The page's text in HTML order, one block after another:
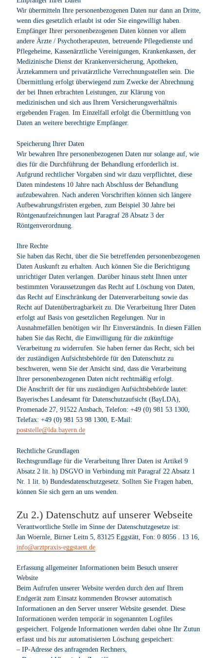
Wir übermitteln Ihre personenbezogenen Daten nur dann an Dritte,
wenn dies gesetzlich erlaubt ist oder Sie eingewilligt haben.
Empfänger Ihrer personenbezogenen Daten können vor allem
andere Ärzte / Psychotherapeuten, betreuende Pflegedienste und
Pflegeheime, Kassenärztliche Vereinigungen, Krankenkassen, der
Medizinische Dienst der Krankenversicherung, Apotheken,
Ärztekammern und privatärztliche Verrechnungsstellen sein. Die
Übermittlung erfolgt überwiegend zum Zwecke der Abrechnung
der bei Ihnen erbrachten Leistungen, zur Klärung von
medizinischen und sich aus Ihrem Versicherungsverhältnis
ergebenden Fragen. Im Einzelfall erfolgt die Übermittlung von
Daten an weitere berechtigte Empfänger.
Speicherung Ihrer Daten
Wir bewahren Ihre personenbezogenen Daten nur solange auf, wie
dies für die Durchführung der Behandlung erforderlich ist.
Aufgrund rechtlicher Vorgaben sind wir dazu verpflichtet, diese
Daten mindestens 10 Jahre nach Abschluss der Behandlung
aufzubewahren. Nach anderen Vorschriften können sich längere
Aufbewahrungsfristen ergeben, zum Beispiel 30 Jahre bei
Röntgenaufzeichnungen laut Paragraf 28 Absatz 3 der
Röntgenverordnung.
Ihre Rechte
Sie haben das Recht, über die Sie betreffenden personenbezogenen
Daten Auskunft zu erhalten. Auch können Sie die Berichtigung
unrichtiger Daten verlangen. Darüber hinaus steht Ihnen unter
bestimmten Voraussetzungen das Recht auf Löschung von Daten,
das Recht auf Einschränkung der Datenverarbeitung sowie das
Recht auf Datenübertragbarkeit zu. Die Verarbeitung Ihrer Daten
erfolgt auf Basis von gesetzlichen Regelungen. Nur in
Ausnahmefällen benötigen wir Ihr Einverständnis. In diesen Fällen
haben Sie das Recht, die Einwilligung für die zukünftige
Verarbeitung zu widerrufen. Sie haben ferner das Recht, sich bei
der zuständigen Aufsichtsbehörde für den Datenschutz zu
beschweren, wenn Sie der Ansicht sind, dass die Verarbeitung
Ihrer personenbezogenen Daten nicht rechtmäßig erfolgt.
Die Anschrift der für uns zuständigen Aufsichtsbehörde lautet:
Bayerisches Landesamt für Datenschutzaufsicht (BayLDA),
Promenade 27, 91522 Ansbach, Telefon: +49 (0) 981 53 1300,
Telefax: +49 (0) 981 53 98 1300, E-Mail:
ed.nreyab.adl@elletstsop
Rechtliche Grundlagen
Rechtsgrundlage für die Verarbeitung Ihrer Daten ist Artikel 9
Absatz 2 lit. h) DSGVO in Verbindung mit Paragraf 22 Absatz 1
Nr. 1 lit. b) Bundesdatenschutzgesetz. Sollten Sie Fragen haben,
können Sie sich gern an uns wenden.
Zu 2.) Datenschutz auf unserer Webseite
Verantwortliche Stelle im Sinne der Datenschutzgesetze ist:
Jan Woernle, Birner Leitn 5, 83125 Eggstätt, Fon: 0 8056 . 13 16,
ed.tteatsgge-sixarptzra@ofni
Erfassung allgemeiner Informationen beim Besuch unserer
Website
Beim Aufrufen unserer Website werden durch den auf Ihrem
Endgerät zum Einsatz kommenden Browser automatisch
Informationen an den Server unserer Website gesendet. Diese
Informationen werden temporär in sogenannten Logfiles
gespeichert. Folgende Informationen werden dabei ohne Ihr Zutun
erfasst und bis zur automatisierten Löschung gespeichert:
– IP-Adresse des anfragenden Rechners,